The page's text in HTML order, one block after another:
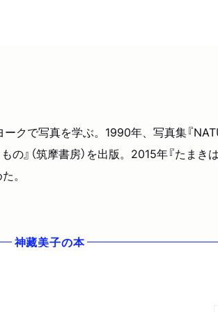
で写真を学ぶ。1990年、写真集『
』（筑摩書房）を出版。2015年『たまき
。
神藏美子の本